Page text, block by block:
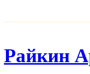
Райкин